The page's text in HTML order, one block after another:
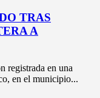
TRAS
A
registrada en una
en el municipio...